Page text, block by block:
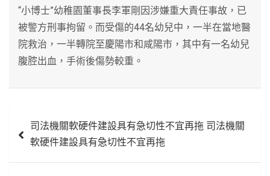
“小博士”幼稚園董事長李軍剛因涉嫌重大責任事故，已
被警方刑事拘留。而受傷的44名幼兒中，一半在當地醫
院救治，一半轉院至慶陽市和咸陽市，其中有一名幼兒
腹腔出血，手術後傷勢較重。
章
司法機關軟硬件建設具有急切性不宜再拖 司法機關
軟硬件建設具有急切性不宜再拖